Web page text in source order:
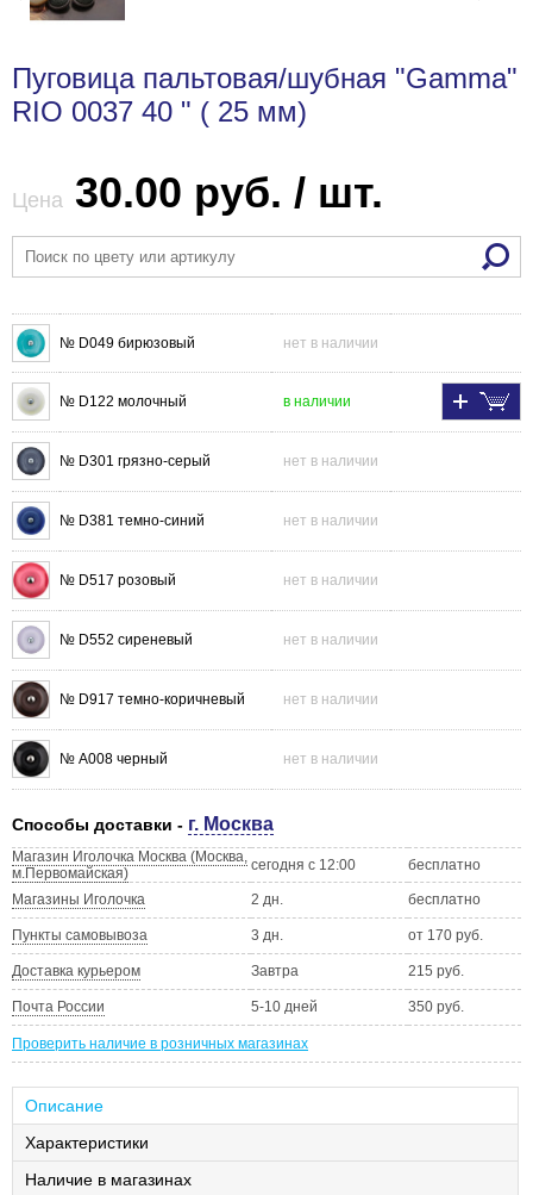
Пуговица пальтовая/шубная "Gamma"
RIO 0037 40 " ( 25 мм)
Цена 30.00 руб. / шт.
№ D049 бирюзовый нет в наличии
№ D122 молочный в наличии
№ D301 грязно-серый нет в наличии
№ D381 темно-синий нет в наличии
№ D517 розовый нет в наличии
№ D552 сиреневый нет в наличии
№ D917 темно-коричневый нет в наличии
№ А008 черный нет в наличии
Способы доставки - г. Москва
Магазин Иголочка Москва (Москва,
м.Первомайская)
сегодня с 12:00 бесплатно
Магазины Иголочка 2 дн. бесплатно
Пункты самовывоза 3 дн. от 170 руб.
Доставка курьером Завтра 215 руб.
Почта России 5-10 дней 350 руб.
Проверить наличие в розничных магазинах
Описание
Характеристики
Наличие в магазинах